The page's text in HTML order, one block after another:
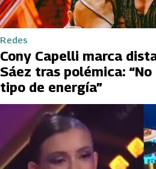
Redes
Cony Capelli marca
Sáez tras polémica:
tipo de energía”